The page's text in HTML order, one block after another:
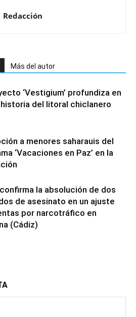
Redacción
Más del autor
‘Vestigium’ profundiza en
del litoral chiclanero
a menores saharauis del
‘Vacaciones en Paz’ en la
la absolución de dos
de asesinato en un ajuste
por narcotráfico en
(Cádiz)